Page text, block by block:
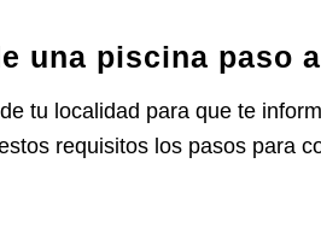
una piscina paso
tu localidad para que te
requisitos los pasos para